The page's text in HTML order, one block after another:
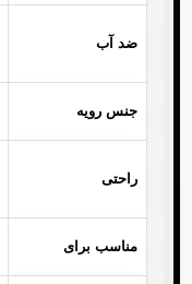
ضد آب
جنس رویه
راحتی
مناسب برای